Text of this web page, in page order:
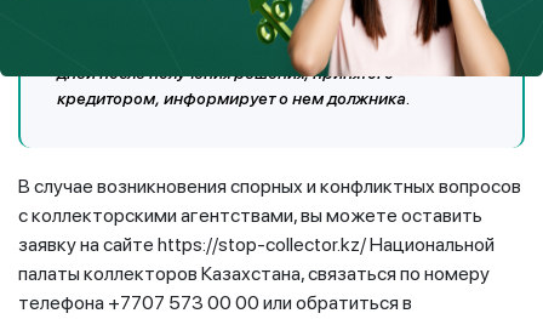
мотивированного обоснования причин такого отказа.
Коллекторское агентство в течение 10 календарных
дней после получения решения, принятого
кредитором, информирует о нем должника.
В случае возникновения спорных и конфликтных вопросов
с коллекторскими агентствами, вы можете оставить
заявку на сайте https://stop-collector.kz/ Национальной
палаты коллекторов Казахстана, связаться по номеру
телефона +7707 573 00 00 или обратиться в